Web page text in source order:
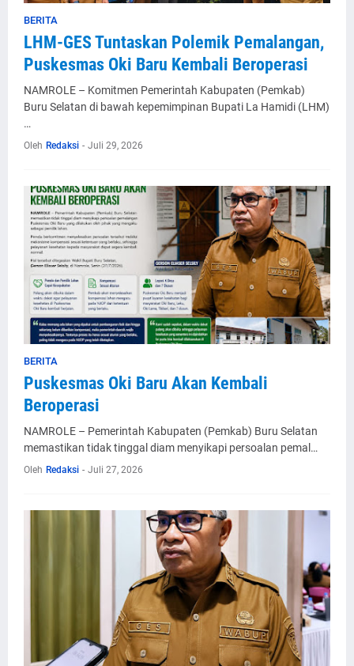
BERITA
LHM-GES Tuntaskan Polemik Pemalangan,
Puskesmas Oki Baru Kembali Beroperasi
NAMROLE – Komitmen Pemerintah Kabupaten (Pemkab)
Buru Selatan di bawah kepemimpinan Bupati La Hamidi (LHM)
…
Oleh Redaksi - Juli 29, 2026
BERITA
Puskesmas Oki Baru Akan Kembali
Beroperasi
NAMROLE – Pemerintah Kabupaten (Pemkab) Buru Selatan
memastikan tidak tinggal diam menyikapi persoalan pemal…
Oleh Redaksi - Juli 27, 2026